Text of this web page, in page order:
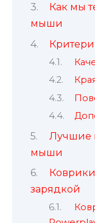
Как мы
мыши
Лучшие
мыши
зарядкой